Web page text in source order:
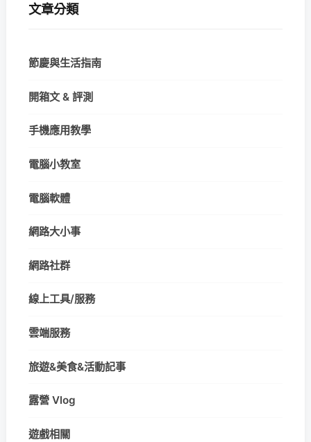
文章分類
節慶與生活指南
開箱文 & 評測
手機應用教學
電腦小教室
電腦軟體
網路大小事
網路社群
線上工具/服務
雲端服務
旅遊&美食&活動記事
露營 Vlog
遊戲相關